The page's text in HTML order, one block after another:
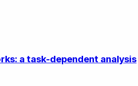
a task-dependent analysis